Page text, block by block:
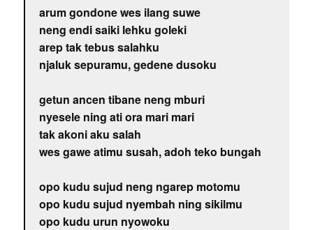
arum gondone wes ilang suwe
neng endi saiki lehku goleki
arep tak tebus salahku
njaluk sepuramu, gedene dusoku
getun ancen tibane neng mburi
nyesele ning ati ora mari mari
tak akoni aku salah
wes gawe atimu susah, adoh teko bungah
opo kudu sujud neng ngarep motomu
opo kudu sujud nyembah ning sikilmu
opo kudu urun nyowoku